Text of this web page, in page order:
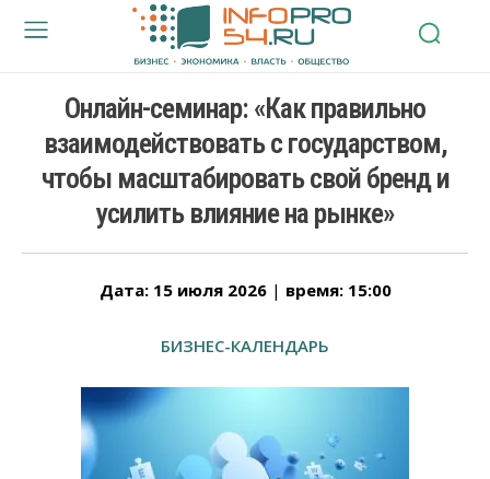
Онлайн-семинар: «Как правильно
взаимодействовать с государством,
чтобы масштабировать свой бренд и
усилить влияние на рынке»
Дата: 15 июля 2026 | время: 15:00
БИЗНЕС-КАЛЕНДАРЬ